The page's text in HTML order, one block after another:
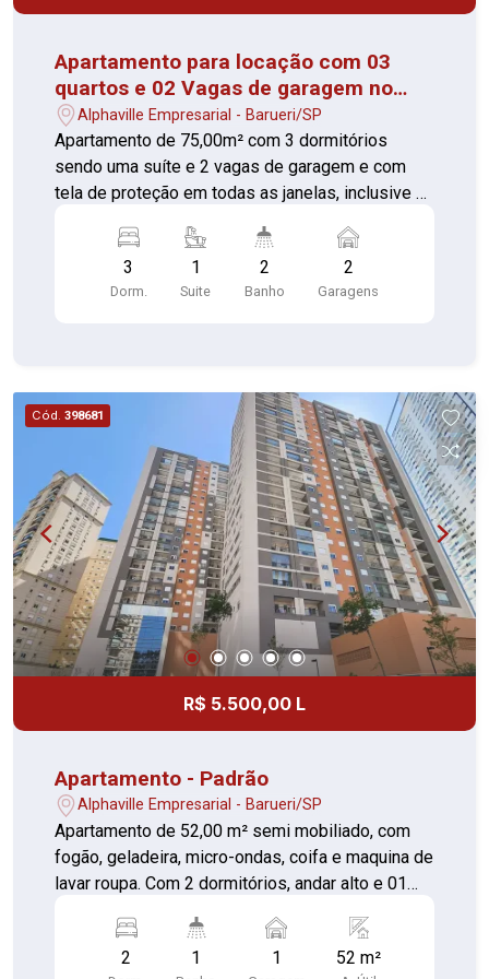
Apartamento para locação com 03
quartos e 02 Vagas de garagem no
Alphaville
Alphaville Empresarial - Barueri/SP
Apartamento de 75,00m² com 3 dormitórios
sendo uma suíte e 2 vagas de garagem e com
tela de proteção em todas as janelas, inclusive na
excelente, com várias saídas para a Castelo e
dentro de uma área muito arborizada com toda a
infraestrutura de padaria, supermercado,
confirme!
3
Dorm.
1
Suite
2
Banho
2
Garagens
Cód. 398681
R$ 5.500,00 L
Apartamento - Padrão
Alphaville Empresarial - Barueri/SP
Apartamento de 52,00 m² semi mobiliado, com
fogão, geladeira, micro-ondas, coifa e maquina de
lavar roupa. Com 2 dormitórios, andar alto e 01
novo, entregue em 2023, com acessibilidade e
numa área total de terreno de 6.613,00 m² . Conta
2 1 1 52 m²